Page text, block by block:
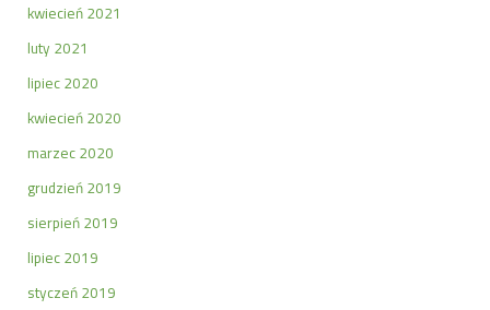
kwiecień 2021
luty 2021
lipiec 2020
kwiecień 2020
marzec 2020
grudzień 2019
sierpień 2019
lipiec 2019
styczeń 2019